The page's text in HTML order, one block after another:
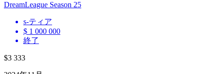
DreamLeague Season 25
s-ティア
$ 1 000 000
終了
$3 333